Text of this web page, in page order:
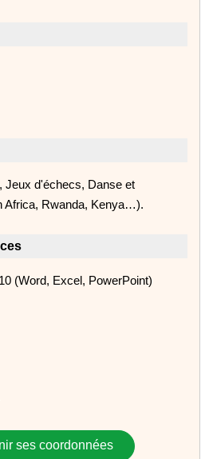
Jeux d'échecs, Danse et
Africa, Rwanda, Kenya…).
(Word, Excel, PowerPoint)
ses coordonnées